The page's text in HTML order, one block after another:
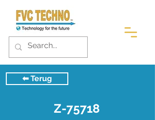
⬅︎ Terug
Z-75718